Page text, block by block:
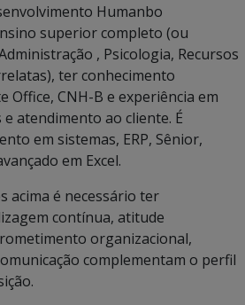
Humanbo
superior completo (ou
, Psicologia, Recursos
ter conhecimento
Office, CNH-B e experiência em
atendimento ao cliente. É
em sistemas, ERP, Sênior,
em Excel.
acima é necessário ter
contínua, atitude
organizacional,
complementam o perfil